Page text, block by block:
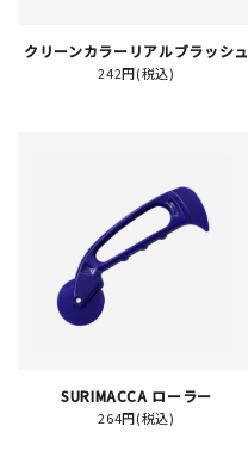
イベント・ワークショップ
ギャラリー
おしらせ
クリーンカラーリアルブラッシュ
242円(税込)
SURIMACCA ローラー
264円(税込)